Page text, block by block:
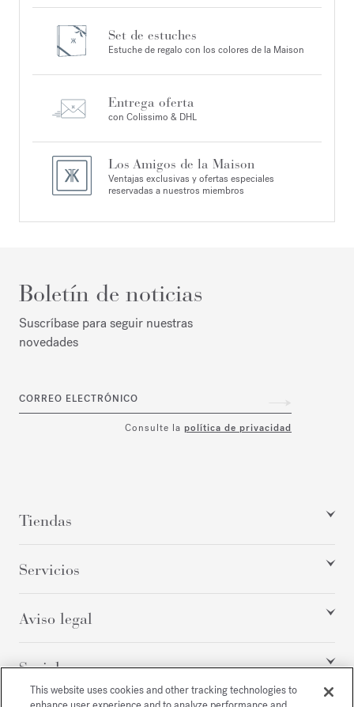
Set de estuches
Estuche de regalo con los colores de la Maison
Entrega oferta
con Colissimo & DHL
Los Amigos de la Maison
Ventajas exclusivas y ofertas especiales
reservadas a nuestros miembros
Boletín de noticias
Suscríbase para seguir nuestras
novedades
CORREO ELECTRÓNICO
Consulte la política de privacidad
Tiendas
Servicios
Aviso legal
Social
This website uses cookies and other tracking technologies to